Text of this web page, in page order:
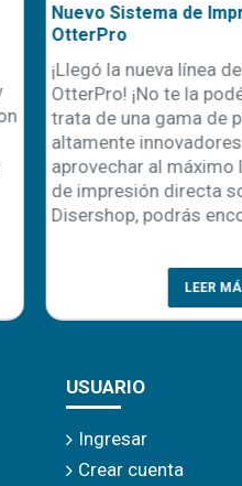
emprender en
una oportunidad
el mundo actual
donde la diferenciación y
emocional con el cliente son
el éxito comercial, la
de productos emerge
las vías más
para emprender. Este
no solo r..
USUARIO
Ingresar
Crear cuenta